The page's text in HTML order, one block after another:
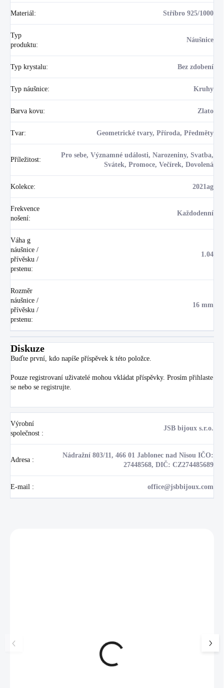
Materiál : Stříbro 925/1000
Typ
produktu:
Náušnice
Typ krystalu: Bez zdobení
Typ náušnice: Kruhy
Barva kovu: Zlato
Tvar: Geometrické tvary, Příroda, Předměty
Příležitost:
Pro sebe, Významné události, Narozeniny, Svatba,
Svátek, Promoce, Večírek, Dovolená
Kolekce: 2021ag
Frekvence
nošení:
Každodenní
Váha g
náušnice /
přívěsku /
prstenu:
1.04
Rozměr
náušnice /
přívěsku /
prstenu:
16 mm
Diskuze
Buďte první, kdo napíše příspěvek k této položce.
Pouze registrovaní uživatelé mohou vkládat příspěvky. Prosím přihlaste
se nebo se registrujte
Výrobní
společnost :
JSB bijoux s.r.o.
Adresa :
Nádražní 803/11, 466 01 Jablonec nad Nisou IČO:
27448568, DIČ: CZ274485689
E-mail : office@jsbbijoux.com